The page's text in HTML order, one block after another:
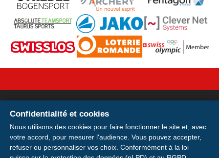
Confidentialité et cookies
Nous utilisons des cookies pour faire fonctionner le site et, avec
votre accord, pour mesurer l'audience. Vous pouvez accepter,
refuser ou personnaliser vos choix. Conformément à la loi
Votre licence sur votre
smartphone